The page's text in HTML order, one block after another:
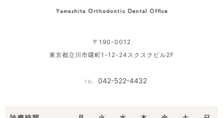
〒190-0012
東京都立川市曙町1-12-24スクスクビル2F
TEL 042-522-4432